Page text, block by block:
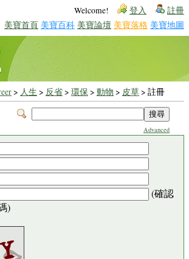
Welcome! 登入 註冊
美寶首頁 美寶百科 美寶論壇 美寶落格 美寶地圖
> 人生 > 反省> 環保> 動物 > 皮草> 註冊
Advanced
(確認
)